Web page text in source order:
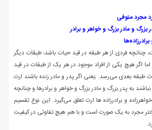
مجرد متوفی
و مادر بزرگ و خواهر و برادر
چنانچه فردی از هر طبقه در قید حیات باشد، طبقات دیگر
اگر هیچ یکی از افراد موجود در هر یک از طبقات در قید
طبقه بعدی می‌رسد. یعنی اگر پدر و مادر زنده باشند ارث
به پدر بزرگ و مادر بزرگ و خواهر و برادرها و چنانچه
و برادرزاده ها ارث تعلق می‌گیرد. این نوع تقسیم
مجرد به یک صورت است و با هم هیچ تفاوتی در کیفیت